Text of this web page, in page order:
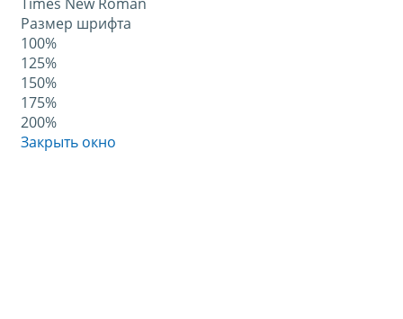
Размер шрифта
100%
125%
150%
175%
200%
Закрыть окно